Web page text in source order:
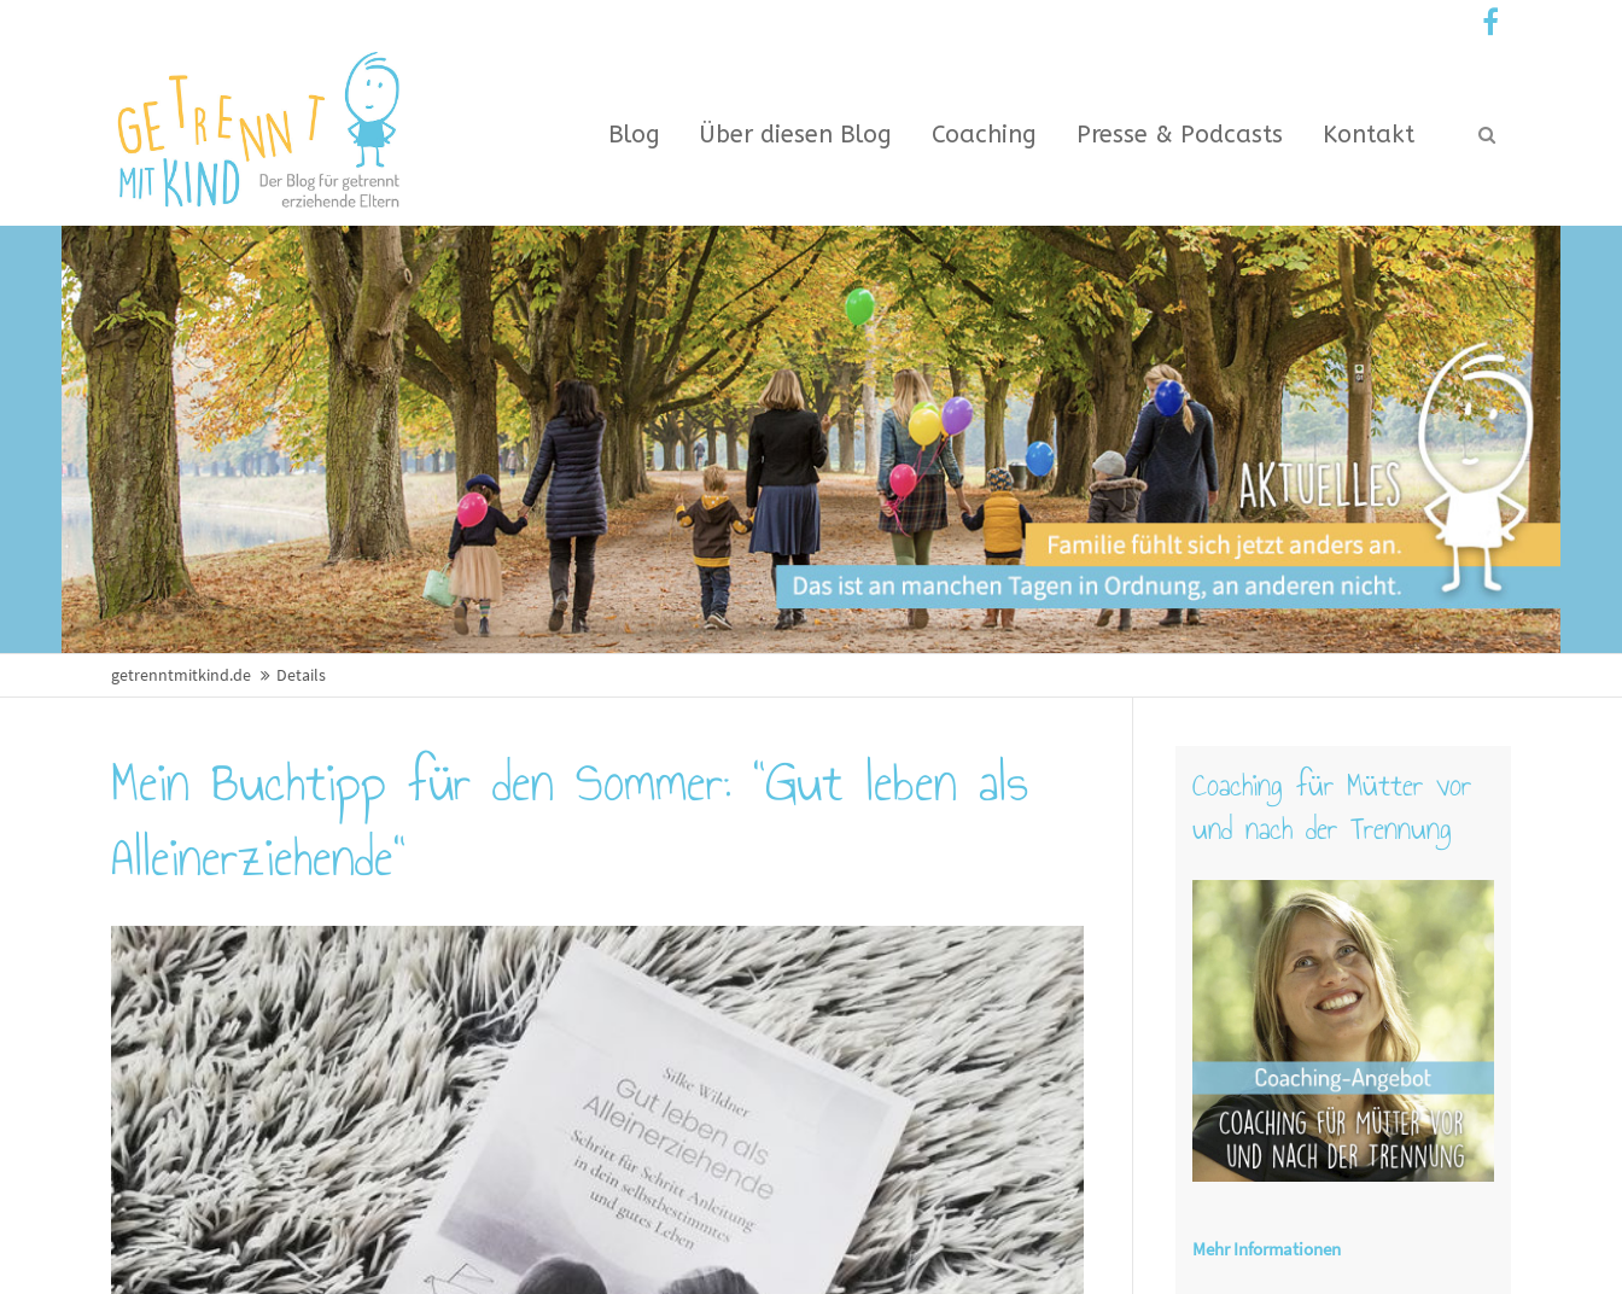
Blog Über diesen Blog Coaching Presse & Podcasts Kontakt
getrenntmitkind.de Details
Mein Buchtipp für den Sommer: "Gut leben als
Alleinerziehende"
Coaching für Mütter vor
und nach der Trennung
Mehr Informationen